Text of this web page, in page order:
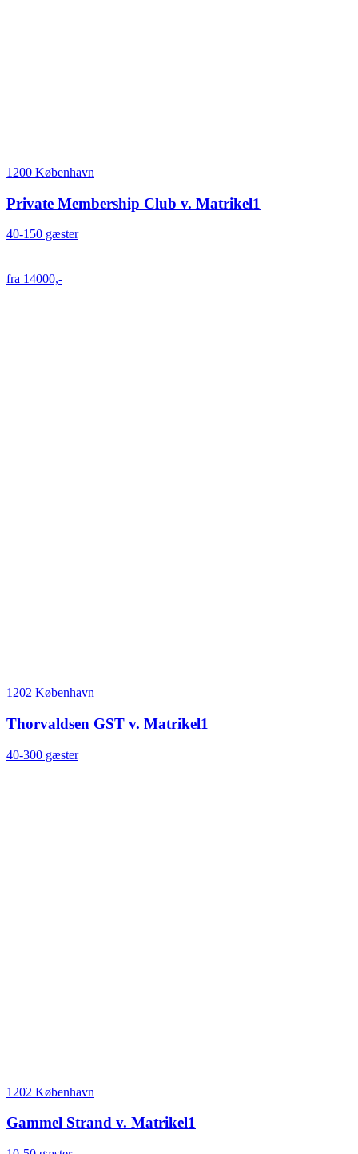
1200 København
Private Membership Club v. Matrikel1
40-150 gæster
fra 14000,-
1202 København
Thorvaldsen GST v. Matrikel1
40-300 gæster
1202 København
Gammel Strand v. Matrikel1